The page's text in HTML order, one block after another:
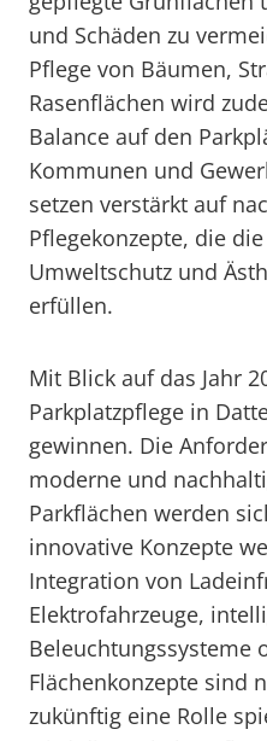
und Schäden zu
Pflege von Bäumen,
Rasenflächen wird
Balance auf den
Kommunen und
setzen verstärkt auf
Pflegekonzepte, die
Umweltschutz und
erfüllen.
Mit Blick auf das Jahr
Parkplatzpflege in
gewinnen. Die
moderne und
Parkflächen werden
innovative Konzepte
Integration von
Elektrofahrzeuge,
Beleuchtungssysteme
Flächenkonzepte sind
zukünftig eine Rolle